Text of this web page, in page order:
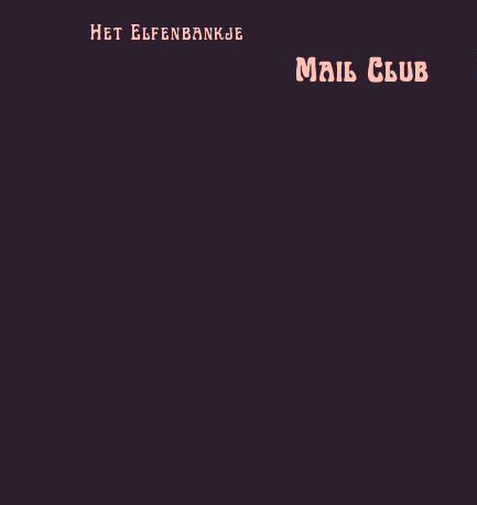
Het Elfenbankje
Mail Club